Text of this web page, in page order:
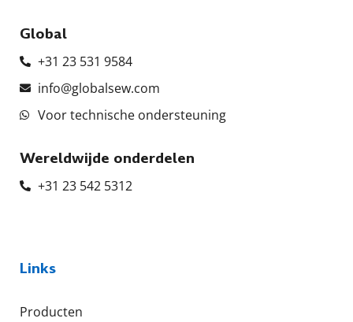
Global
+31 23 531 9584
info@globalsew.com
Voor technische ondersteuning
Wereldwijde onderdelen
+31 23 542 5312
Links
Producten